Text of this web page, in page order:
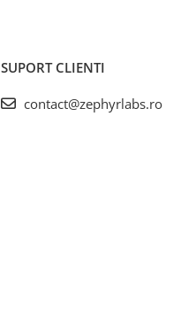
SUPORT CLIENTI
contact@zephyrlabs.ro